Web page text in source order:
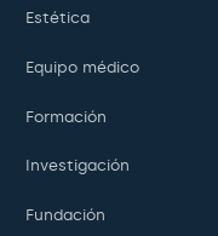
Estética
Equipo médico
Formación
Investigación
Fundación